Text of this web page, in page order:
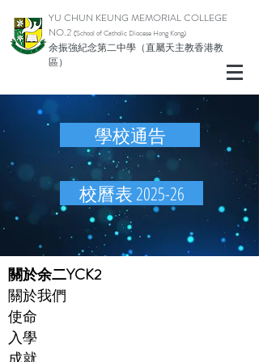
YU CHUN KEUNG MEMORIAL COLLEGE
NO.2 (School of Catholic Diocese Hong Kong)
余振強紀念第二中學（直屬天主教香港教
區）
學校通告
校曆表 2025-26
​關於余二YCK2
關於我們
使命
入學